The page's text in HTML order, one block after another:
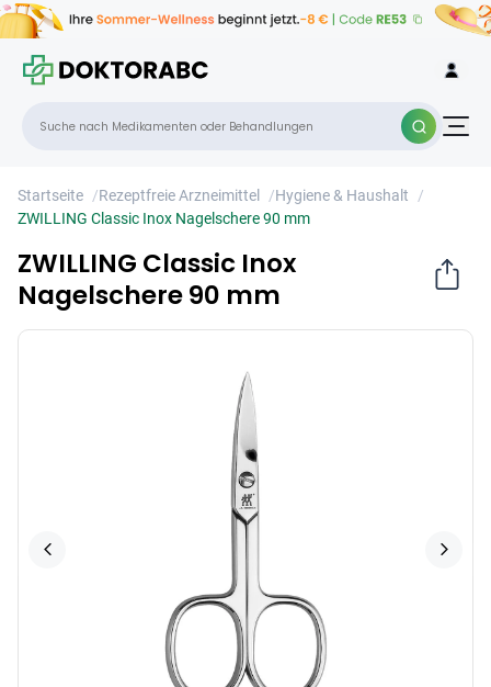
Startseite /Rezeptfreie Arzneimittel /Hygiene & Haushalt
/
ZWILLING Classic Inox Nagelschere 90 mm
ZWILLING Classic Inox
Nagelschere 90 mm
mm
×